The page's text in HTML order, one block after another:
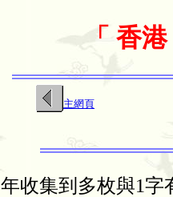
「 香港
主網頁
年收集到多枚與1字